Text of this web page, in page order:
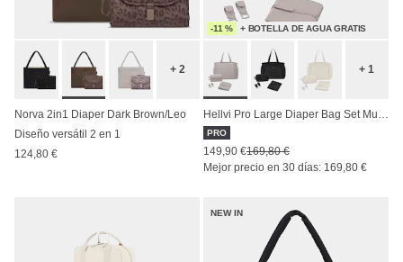
+ 2
Norva 2in1 Diaper Dark Brown/Leo
Diseño versátil 2 en 1
124,80 €
-11 % + BOTELLA DE AGUA GRATIS
+ 1
PRO
149,90 €169,80 €
Mejor precio en 30 días: 169,80 €
NEW IN